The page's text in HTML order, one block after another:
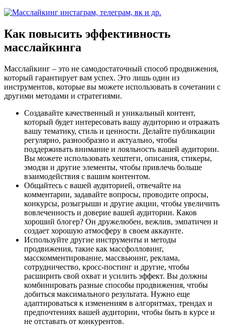
Как повысить эффективность
масслайкинга
Масслайкинг – это не самодостаточный способ продвижения,
который гарантирует вам успех. Это лишь один из
инструментов, которые вы можете использовать в сочетании с
другими методами и стратегиями.
Создавайте качественный и уникальный контент,
который будет интересовать вашу аудиторию и отражать
вашу тематику, стиль и ценности. Делайте публикации
регулярно, разнообразно и актуально, чтобы
поддерживать внимание и лояльность вашей аудитории.
Вы можете использовать хештеги, описания, стикеры,
эмодзи и другие элементы, чтобы привлечь больше
взаимодействия с вашим контентом.
Общайтесь с вашей аудиторией, отвечайте на
комментарии, задавайте вопросы, проводите опросы,
конкурсы, розыгрыши и другие акции, чтобы увеличить
вовлеченность и доверие вашей аудитории. Каков
хороший блогер? Он дружелюбен, вежлив, эмпатичен и
создает хорошую атмосферу в своем аккаунте.
Используйте другие инструменты и методы
продвижения, такие как массфолловинг,
масскомментирование, массвьюинг, реклама,
сотрудничество, кросс-постинг и другие, чтобы
расширить свой охват и усилить эффект. Вы должны
комбинировать разные способы продвижения, чтобы
добиться максимального результата. Нужно еще
адаптироваться к изменениям в алгоритмах, трендах и
предпочтениях вашей аудитории, чтобы быть в курсе и
не отставать от конкурентов.